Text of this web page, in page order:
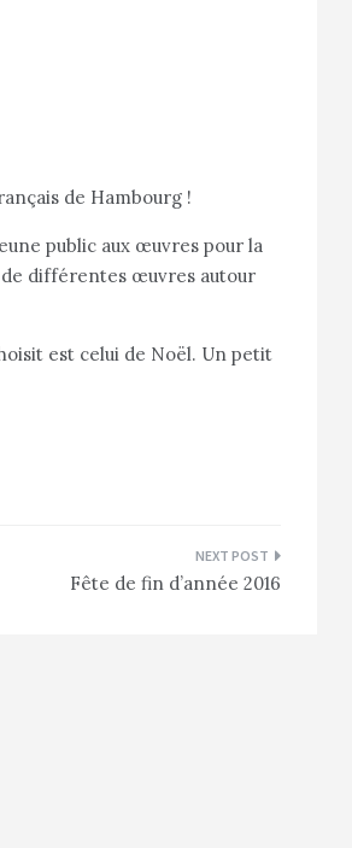
de Hambourg !
public aux œuvres pour la
de différentes œuvres autour
est celui de Noël. Un petit
Fête de fin d’année 2016